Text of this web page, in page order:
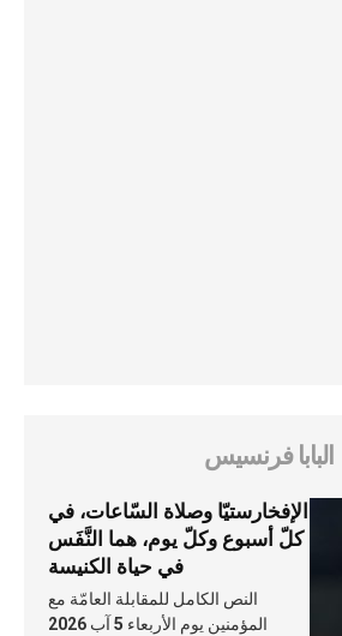
البابا فرنسيس
الإفخارستيّا وصلاة السّاعات، في
كلّ أسبوع وكلّ يوم، هما النَّفَس
في حياة الكنيسة
النص الكامل للمقابلة العامّة مع
المؤمنين يوم الأربعاء 5 آب 2026